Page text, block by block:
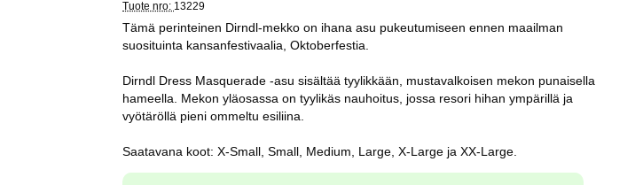
Tuote nro: 13229
Tämä perinteinen Dirndl-mekko on ihana asu pukeutumiseen ennen maailman
suosituinta kansanfestivaalia, Oktoberfestia.
Dirndl Dress Masquerade -asu sisältää tyylikkään, mustavalkoisen mekon punaisella
hameella. Mekon yläosassa on tyylikäs nauhoitus, jossa resori hihan ympärillä ja
vyötäröllä pieni ommeltu esiliina.
Saatavana koot: X-Small, Small, Medium, Large, X-Large ja XX-Large.